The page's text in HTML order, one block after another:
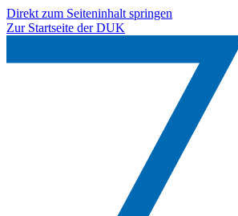
Direkt zum Seiteninhalt springen
Zur Startseite der DUK